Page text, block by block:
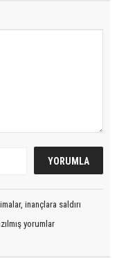
inançlara saldırı
yorumlar